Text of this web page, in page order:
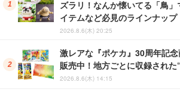
ズラリ！なんか懐いてる「鳥
イテムなど必見のラインナップ
2026.8.6(木) 20:25
激レアな『ポケカ』30周年記
販売中！地方ごとに収録された
2026.8.6(木) 14:15